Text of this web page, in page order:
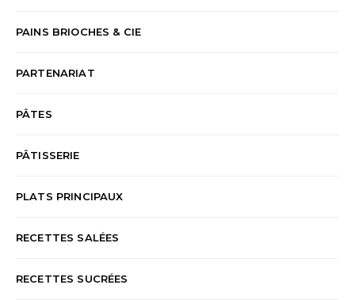
PAINS BRIOCHES & CIE
PARTENARIAT
PÂTES
PÂTISSERIE
PLATS PRINCIPAUX
RECETTES SALÉES
RECETTES SUCRÉES